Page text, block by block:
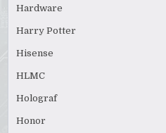
Hardware
Harry Potter
Hisense
HLMC
Holograf
Honor